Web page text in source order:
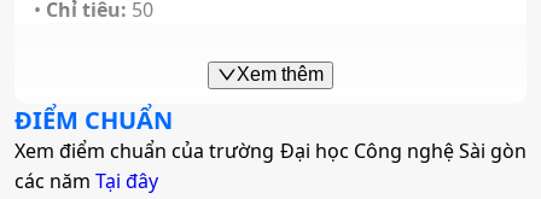
Quản lý xây dựng
7580302
Tổ hợp:(Toán, 2 môn bất kì)
Mã ngành:7580201
Kỹ thuật xây dựng Công trình giao thông
Mã ngành:7580205
Mã ngành: 7480109
Tổ hợp:(Toán, 2 môn bất kì)
• Chỉ tiêu: 50
• Tổ hợp: (Toán, 2 môn bất kì); (Văn, 2 môn bất kì)
3. Quản trị kinh doanh
Xem thêm
ĐIỂM CHUẨN
Xem điểm chuẩn của trường Đại học Công nghệ Sài gòn
các năm Tại đây